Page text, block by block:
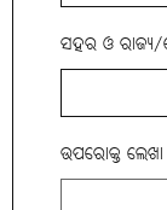
ସହର ଓ
ଉପରୋକ୍ତ